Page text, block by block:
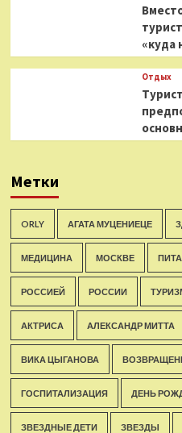
«куда
Отдых
Метки
ORLY АГАТА МУЦЕНИЕЦЕ
МЕДИЦИНА МОСКВЕ
РОССИЕЙ РОССИИ
АКТРИСА АЛЕКСАНДР МИТТА
ВИКА ЦЫГАНОВА
ГОСПИТАЛИЗАЦИЯ ДЕНЬ
ЗВЕЗДНЫЕ ДЕТИ ЗВЕЗДЫ